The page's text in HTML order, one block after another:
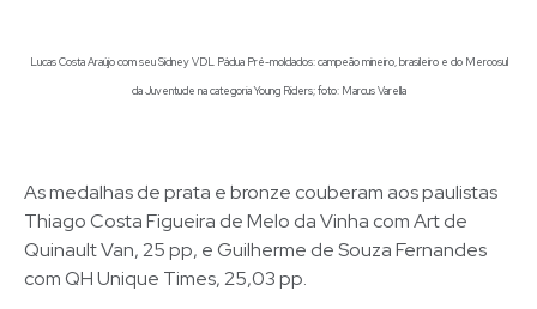
Lucas Costa Araújo com seu Sidney VDL Pádua Pré-moldados: campeão mineiro, brasileiro e do Mercosul
da Juventude na categoria Young Riders; foto: Marcus Varella
As medalhas de prata e bronze couberam aos paulistas
Thiago Costa Figueira de Melo da Vinha com Art de
Quinault Van, 25 pp, e Guilherme de Souza Fernandes
com QH Unique Times, 25,03 pp.